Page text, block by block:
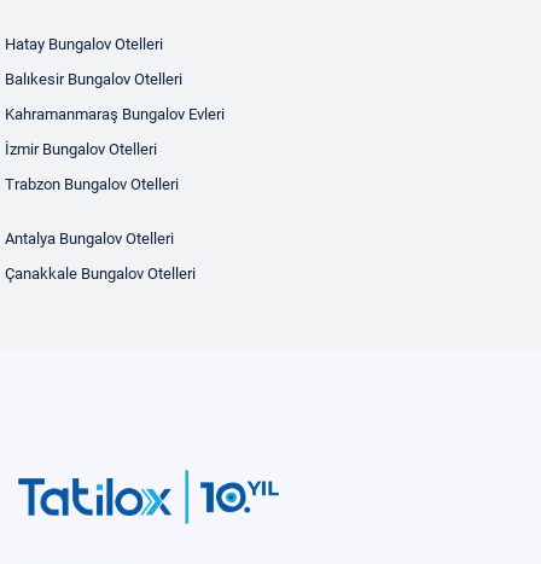
Hatay Bungalov Otelleri
Balıkesir Bungalov Otelleri
Kahramanmaraş Bungalov Evleri
İzmir Bungalov Otelleri
Trabzon Bungalov Otelleri
Antalya Bungalov Otelleri
Çanakkale Bungalov Otelleri